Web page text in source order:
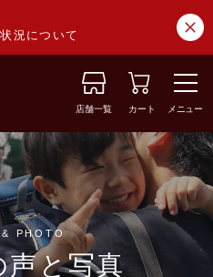
況について
店舗一覧 カート メニュー
PHOTO
声と写真